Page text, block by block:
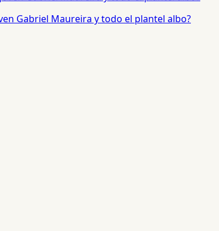
Gabriel Maureira y todo el plantel albo?